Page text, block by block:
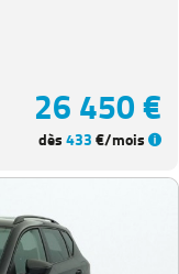
26 450 €
dès433€/mois